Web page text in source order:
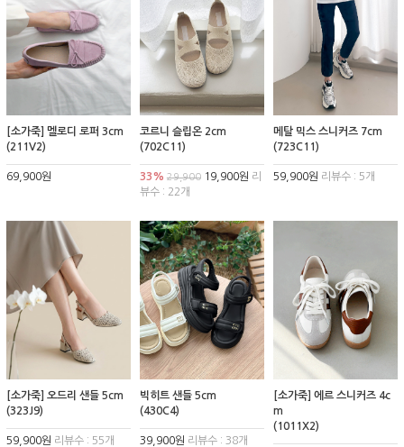
[소가죽] 멜로디 로퍼 3cm
(211V2)
69,900원
코르니 슬립온 2cm
(702C11)
33% 29,90019,900원 리
뷰수 : 22개
메탈 믹스 스니커즈 7cm
(723C11)
59,900원 리뷰수 : 5개
[소가죽] 오드리 샌들 5cm
(323J9)
59,900원 리뷰수 : 55개
빅히트 샌들 5cm
(430C4)
39,900원 리뷰수 : 38개
[소가죽] 에르 스니커즈 4c
m
(1011X2)